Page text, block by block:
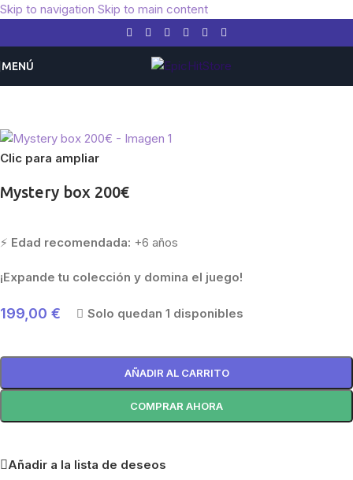
Skip to navigation Skip to main content
MENÚ
Clic para ampliar
Mystery box 200€
⚡ Edad recomendada: +6 años
¡Expande tu colección y domina el juego!
199,00 € Solo quedan 1 disponibles
AÑADIR AL CARRITO
COMPRAR AHORA
Añadir a la lista de deseos